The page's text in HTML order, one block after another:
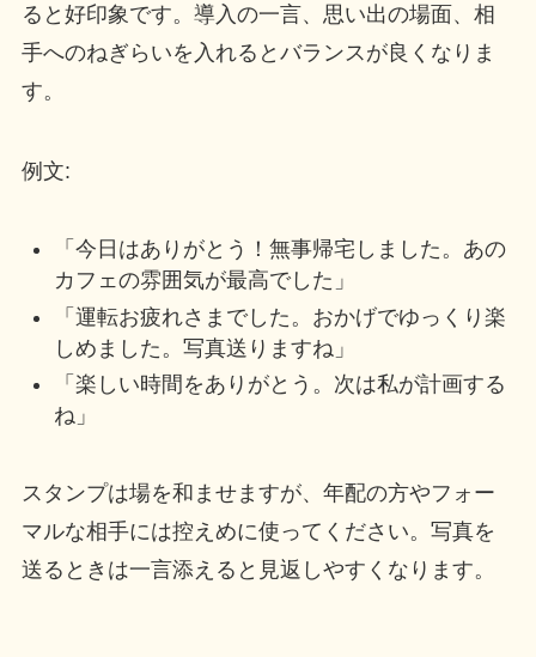
ると好印象です。導入の一言、思い出の場面、相
手へのねぎらいを入れるとバランスが良くなりま
す。
例文:
「今日はありがとう！無事帰宅しました。あの
カフェの雰囲気が最高でした」
「運転お疲れさまでした。おかげでゆっくり楽
しめました。写真送りますね」
「楽しい時間をありがとう。次は私が計画する
ね」
スタンプは場を和ませますが、年配の方やフォー
マルな相手には控えめに使ってください。写真を
送るときは一言添えると見返しやすくなります。